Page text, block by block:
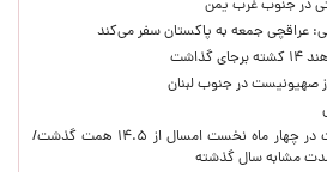
در جنوب غرب یمن
عراقچی جمعه به پاکستان سفر می‌کند
حق بیمه تولیدی بیمه ملت در چهار ماه نخست امسال از ۱۴.۵ همت گذشت/